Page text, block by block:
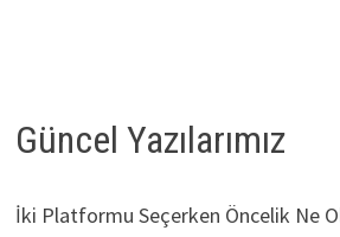
Güncel Yazılarımız
İki Platformu Seçerken Öncelik Ne